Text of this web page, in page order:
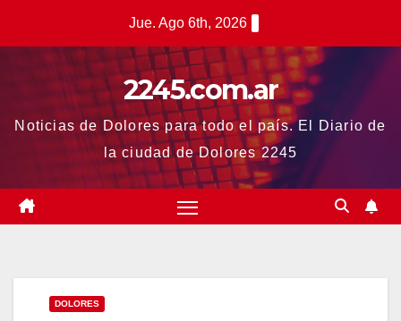
Jue. Ago 6th, 2026
2245.com.ar
Noticias de Dolores para todo el país. El Diario de
la ciudad de Dolores 2245
DOLORES